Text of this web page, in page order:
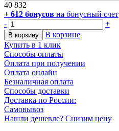
40 832
+ 612 бонусов на бонусный счет
-
+
В корзину
В корзине
Купить в 1 клик
Способы оплаты
Оплата при получении
Оплата онлайн
Безналичная оплата
Способы доставки
Доставка по России:
Самовывоз
Нашли дешевле? Снизим цену